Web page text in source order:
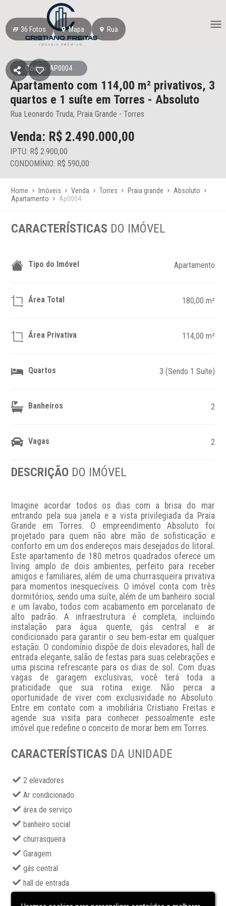
36 Fotos Mapa Rua
Código: AP0004
Apartamento com 114,00 m² privativos, 3
quartos e 1 suíte em Torres - Absoluto
Rua Leonardo Truda, Praia Grande - Torres
Venda: R$ 2.490.000,00
IPTU: R$ 2.900,00
CONDOMÍNIO: R$ 590,00
Home Imóveis Venda Torres Praia grande
Absoluto
Apartamento
Ap0004
CARACTERÍSTICAS DO IMÓVEL
Tipo do Imóvel Apartamento
Área Total 180,00 m²
Área Privativa 114,00 m²
Quartos 3 (Sendo 1 Suíte)
Banheiros 2
Vagas 2
DESCRIÇÃO DO IMÓVEL
Imagine acordar todos os dias com a brisa do mar
entrando pela sua janela e a vista privilegiada da Praia
Grande em Torres. O empreendimento Absoluto foi
projetado para quem não abre mão de sofisticação e
conforto em um dos endereços mais desejados do litoral.
Este apartamento de 180 metros quadrados oferece um
living amplo de dois ambientes, perfeito para receber
amigos e familiares, além de uma churrasqueira privativa
para momentos inesquecíveis. O imóvel conta com três
dormitórios, sendo uma suíte, além de um banheiro social
e um lavabo, todos com acabamento em porcelanato de
alto padrão. A infraestrutura é completa, incluindo
instalação para água quente, gás central e ar
condicionado para garantir o seu bem-estar em qualquer
estação. O condomínio dispõe de dois elevadores, hall de
entrada elegante, salão de festas para suas celebrações e
uma piscina refrescante para os dias de sol. Com duas
vagas de garagem exclusivas, você terá toda a
praticidade que sua rotina exige. Não perca a
oportunidade de viver com exclusividade no Absoluto.
Entre em contato com a imobiliária Cristiano Freitas e
agende sua visita para conhecer pessoalmente este
imóvel que redefine o conceito de morar bem em Torres.
CARACTERÍSTICAS DA UNIDADE
2 elevadores
Ar condicionado
área de serviço
banheiro social
churrasqueira
Garagem
gás central
hall de entrada